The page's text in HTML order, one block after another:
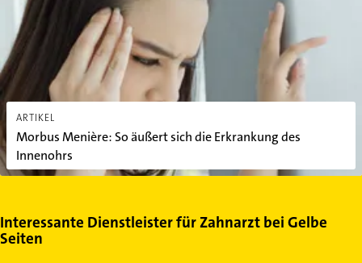
ARTIKEL
Morbus Menière: So äußert sich die Erkrankung des
Innenohrs
Interessante Dienstleister für Zahnarzt bei Gelbe
Seiten